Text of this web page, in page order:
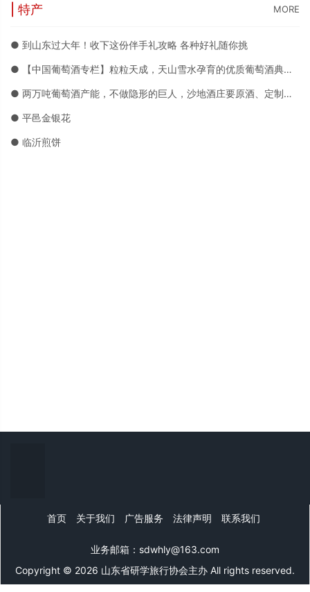
| 特产 MORE
● 到山东过大年！收下这份伴手礼攻略 各种好礼随你挑
● 【中国葡萄酒专栏】粒粒天成，天山雪水孕育的优质葡萄酒典范——沙地酒庄
● 两万吨葡萄酒产能，不做隐形的巨人，沙地酒庄要原酒、定制、品牌三箭齐发
● 平邑金银花
● 临沂煎饼
首页 关于我们 广告服务 法律声明 联系我们
业务邮箱：sdwhly@163.com
Copyright © 2026 山东省研学旅行协会主办 All rights reserved.